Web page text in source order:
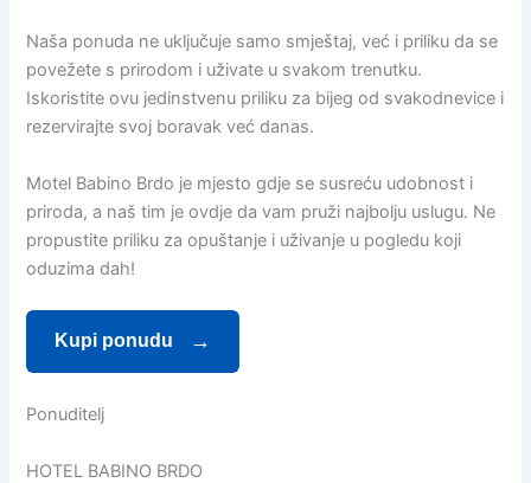
Naša ponuda ne uključuje samo smještaj, već i priliku da se
povežete s prirodom i uživate u svakom trenutku.
Iskoristite ovu jedinstvenu priliku za bijeg od svakodnevice i
rezervirajte svoj boravak već danas.
Motel Babino Brdo je mjesto gdje se susreću udobnost i
priroda, a naš tim je ovdje da vam pruži najbolju uslugu. Ne
propustite priliku za opuštanje i uživanje u pogledu koji
oduzima dah!
Kupi ponudu
Ponuditelj
HOTEL BABINO BRDO